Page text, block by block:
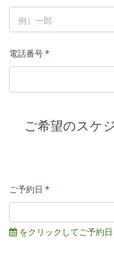
電話番号*
ご希望のスケ
ご予約日 *
をクリックしてご予約日